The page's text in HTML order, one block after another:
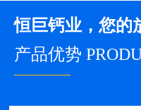
恒巨钙业，您的
产品优势
————